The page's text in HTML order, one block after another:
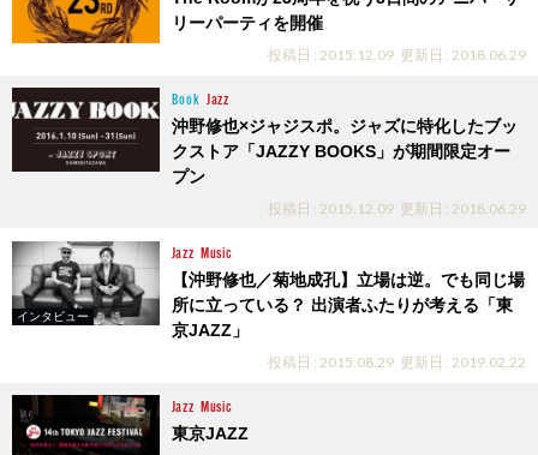
リーパーティを開催
投稿日 : 2015.12.09 更新日 : 2018.06.29
Book Jazz
沖野修也×ジャジスポ。ジャズに特化したブッ
クストア「JAZZY BOOKS」が期間限定オー
プン
投稿日 : 2015.12.09 更新日 : 2018.06.29
インタビュー
Jazz Music
【沖野修也／菊地成孔】立場は逆。でも同じ場
所に立っている？ 出演者ふたりが考える「東
京JAZZ」
投稿日 : 2015.08.29 更新日 : 2019.02.22
Jazz Music
東京JAZZ